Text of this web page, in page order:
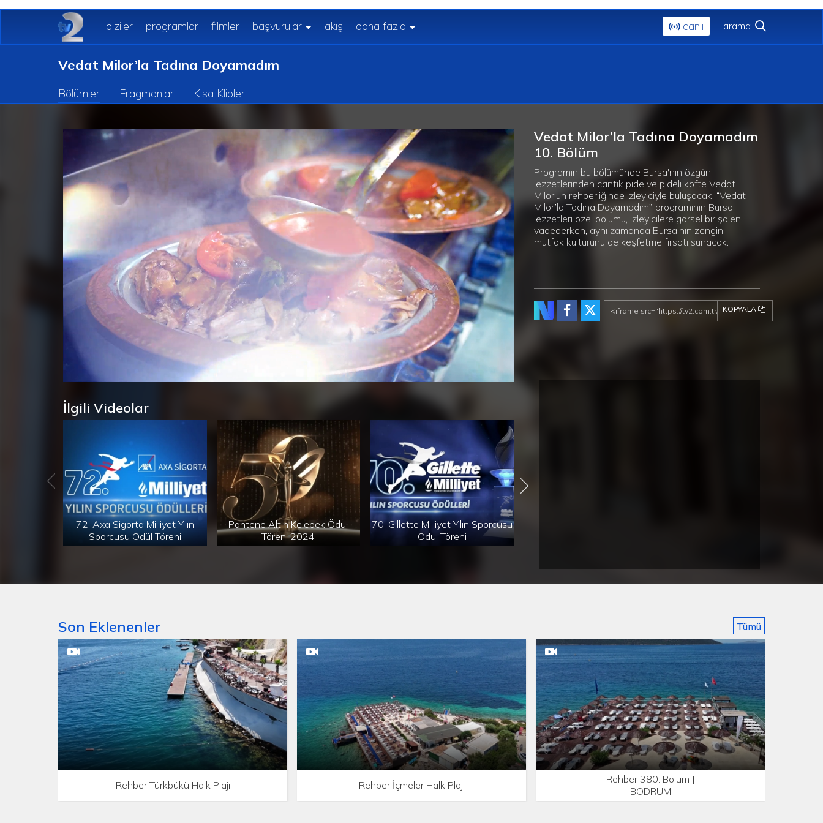
diziler programlar filmler başvurular akış daha fazla canlı
Vedat Milor’la Tadına Doyamadım
Bölümler Fragmanlar Kısa Klipler
Yüklendi:
Yükleniyor
İlgili Videolar
72. Axa Sigorta Milliyet Yılın
Sporcusu Ödül Töreni
Pantene Altın Kelebek Ödül
Töreni 2024
70. Gillette Milliyet Yılın Sporcusu
Ödül Töreni
Vedat Milor’la Tadına Doyamadım
10. Bölüm
Programın bu bölümünde Bursa'nın özgün
lezzetlerinden cantık pide ve pideli köfte Vedat
Milor'un rehberliğinde izleyiciyle buluşacak. “Vedat
Milor’la Tadına Doyamadım” programının Bursa
lezzetleri özel bölümü, izleyicilere görsel bir şölen
vadederken, aynı zamanda Bursa'nın zengin
mutfak kültürünü de keşfetme fırsatı sunacak.
KOPYALA
Son Eklenenler
Rehber Türkbükü Halk Plajı Rehber İçmeler Halk Plajı
Rehber 380. Bölüm |
BODRUM
Tümü